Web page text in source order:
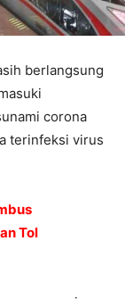
berlangsung
corona
terinfeksi virus
Tol